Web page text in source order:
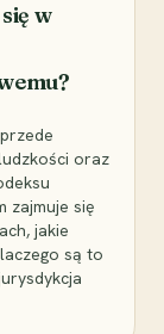
w
oraz
zajmuje się
jakie
są to